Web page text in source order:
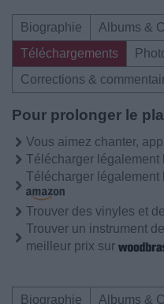
Biographie
Albums &
Téléchargements
Corrections &
Pour prolonger le
Vous aimez chanter,
Télécharger légalement
Télécharger légalement
Trouver des vinyles et
Trouver un instrument
meilleur prix sur
Biographie
Albums &